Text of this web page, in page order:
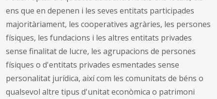
ens que en depenen i les seves entitats participades
majoritàriament, les cooperatives agràries, les persones
físiques, les fundacions i les altres entitats privades
sense finalitat de lucre, les agrupacions de persones
físiques o d'entitats privades esmentades sense
personalitat jurídica, així com les comunitats de béns o
qualsevol altre tipus d'unitat econòmica o patrimoni